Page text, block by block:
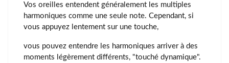
Vos oreilles entendent généralement les multiples
harmoniques comme une seule note. Cependant, si
vous appuyez lentement sur une touche,
vous pouvez entendre les harmoniques arriver à des
moments légèrement différents, "touché dynamique".